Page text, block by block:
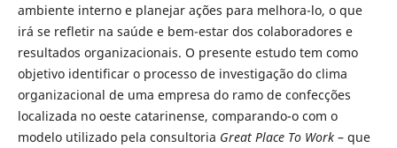
ambiente interno e planejar ações para melhora-lo, o que
irá se refletir na saúde e bem-estar dos colaboradores e
resultados organizacionais. O presente estudo tem como
objetivo identificar o processo de investigação do clima
organizacional de uma empresa do ramo de confecções
localizada no oeste catarinense, comparando-o com o
modelo utilizado pela consultoria Great Place To Work– que